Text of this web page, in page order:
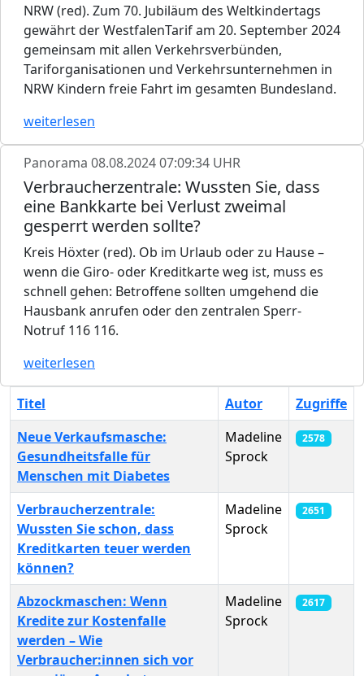
NRW (red). Zum 70. Jubiläum des Weltkindertags
gewährt der WestfalenTarif am 20. September 2024
gemeinsam mit allen Verkehrsverbünden,
Tariforganisationen und Verkehrsunternehmen in
NRW Kindern freie Fahrt im gesamten Bundesland.
weiterlesen
Panorama 08.08.2024 07:09:34 UHR
Verbraucherzentrale: Wussten Sie, dass
eine Bankkarte bei Verlust zweimal
gesperrt werden sollte?
Kreis Höxter (red). Ob im Urlaub oder zu Hause –
wenn die Giro- oder Kreditkarte weg ist, muss es
schnell gehen: Betroffene sollten umgehend die
Hausbank anrufen oder den zentralen Sperr-
Notruf 116 116.
weiterlesen
Titel Autor
Zugriffe
Neue Verkaufsmasche:
Gesundheitsfalle für
Menschen mit Diabetes
Madeline
Sprock
2578
Verbraucherzentrale:
Wussten Sie schon, dass
Kreditkarten teuer werden
können?
Madeline
Sprock
2651
Abzockmaschen: Wenn
Kredite zur Kostenfalle
werden – Wie
Verbraucher:innen sich vor
Madeline
Sprock
2617